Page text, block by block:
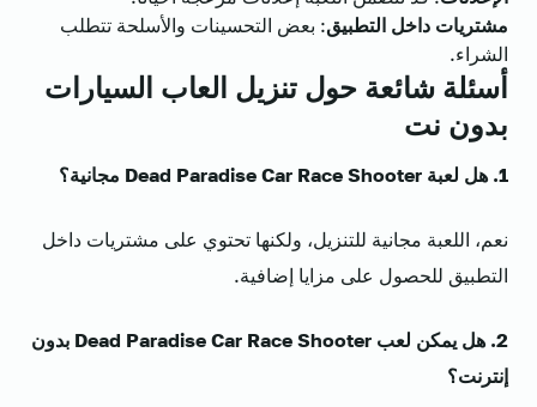
مشتريات داخل التطبيق: بعض التحسينات والأسلحة تتطلب
الشراء.
أسئلة شائعة حول تنزيل العاب السيارات
بدون نت
1. هل لعبة Dead Paradise Car Race Shooter مجانية؟
نعم، اللعبة مجانية للتنزيل، ولكنها تحتوي على مشتريات داخل
التطبيق للحصول على مزايا إضافية.
2. هل يمكن لعب Dead Paradise Car Race Shooter بدون
إنترنت؟